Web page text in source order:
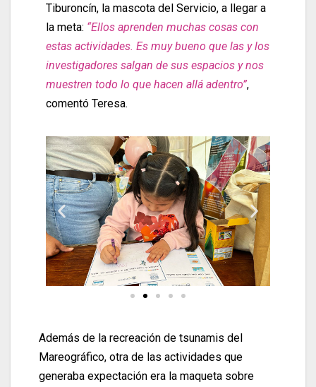
Tiburoncín, la mascota del Servicio, a llegar a
la meta: “Ellos aprenden muchas cosas con
estas actividades. Es muy bueno que las y los
investigadores salgan de sus espacios y nos
muestren todo lo que hacen allá adentro”,
comentó Teresa.
Además de la recreación de tsunamis del
Mareográfico, otra de las actividades que
generaba expectación era la maqueta sobre